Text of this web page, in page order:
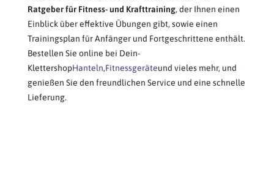
Ratgeber für Fitness- und Krafttraining, der Ihnen einen
Einblick über effektive Übungen gibt, sowie einen
Trainingsplan für Anfänger und Fortgeschrittene enthält.
Bestellen Sie online bei Dein-
KlettershopHanteln,Fitnessgeräteund vieles mehr, und
genießen Sie den freundlichen Service und eine schnelle
Lieferung.